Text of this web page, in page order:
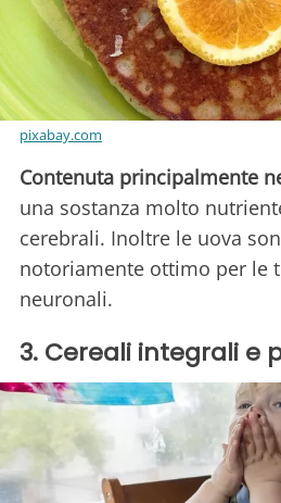
pixabay.com
Contenuta principalmente
una sostanza molto
cerebrali. Inoltre le uova
notoriamente ottimo per le
neuronali.
3. Cereali integrali e